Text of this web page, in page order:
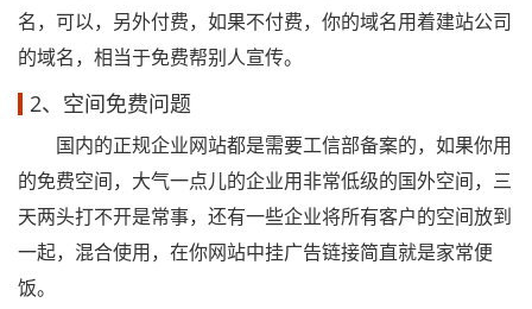
名，可以，另外付费，如果不付费，你的域名用着建站公司
的域名，相当于免费帮别人宣传。
2、空间免费问题
国内的正规企业网站都是需要工信部备案的，如果你用
的免费空间，大气一点儿的企业用非常低级的国外空间，三
天两头打不开是常事，还有一些企业将所有客户的空间放到
一起，混合使用，在你网站中挂广告链接简直就是家常便
饭。